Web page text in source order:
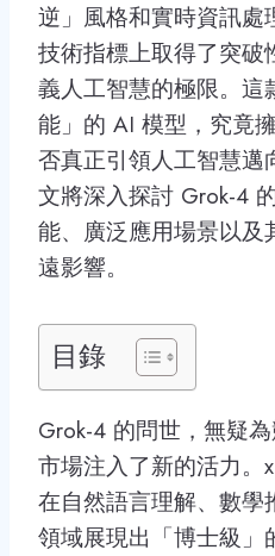
逆」風格和實時資訊處
技術指標上取得了突破
義人工智慧的極限。這
能」的 AI 模型，究竟
否真正引領人工智慧邁
文將深入探討 Grok-4
能、廣泛應用場景以
遠影響。
目錄
Grok-4 的問世，無疑
市場注入了新的活力。
在自然語言理解、數學
領域展現出「博士級」